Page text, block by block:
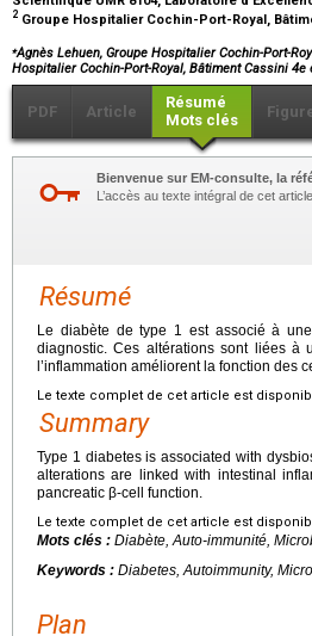
2 Groupe Hospitalier Cochin-Port-Royal,
⁎Agnès Lehuen, Groupe Hospitalier Cochin-Port-
Hospitalier Cochin-Port-Royal, Bâtiment Cassini
PDF Article
Résumé
Mots clés
Bienvenue sur EM-consulte, la
L’accès au texte intégral de cet
Résumé
Le diabète de type 1 est associé à
diagnostic. Ces altérations sont liées à
l’inflammation améliorent la fonction des
Le texte complet de cet article est
Summary
Type 1 diabetes is associated with
alterations are linked with intestinal
pancreatic β-cell function.
Le texte complet de cet article est
Mots clés : Diabète, Auto-immunité,
Keywords : Diabetes, Autoimmunity,
Plan